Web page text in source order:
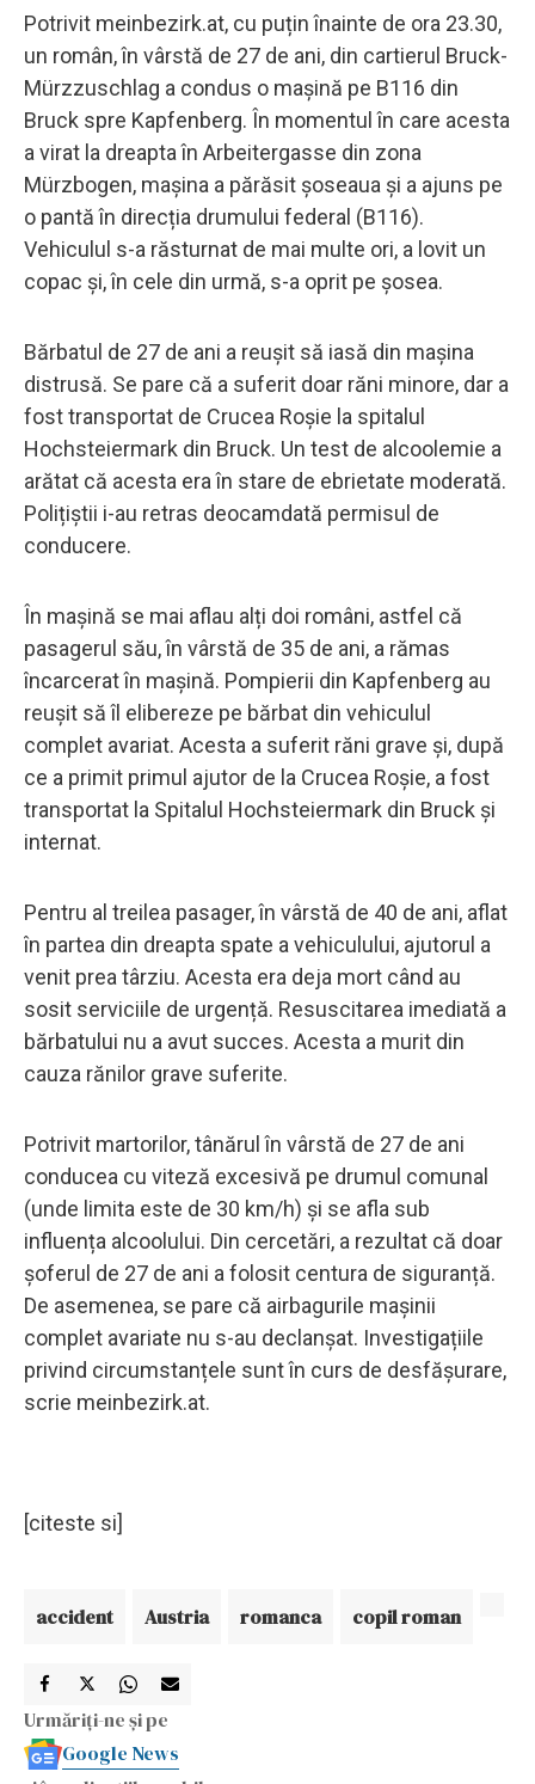
Potrivit meinbezirk.at, cu puțin înainte de ora 23.30,
un român, în vârstă de 27 de ani, din cartierul Bruck-
Mürzzuschlag a condus o mașină pe B116 din
Bruck spre Kapfenberg. În momentul în care acesta
a virat la dreapta în Arbeitergasse din zona
Mürzbogen, mașina a părăsit șoseaua și a ajuns pe
o pantă în direcția drumului federal (B116).
Vehiculul s-a răsturnat de mai multe ori, a lovit un
copac și, în cele din urmă, s-a oprit pe șosea.
Bărbatul de 27 de ani a reușit să iasă din mașina
distrusă. Se pare că a suferit doar răni minore, dar a
fost transportat de Crucea Roșie la spitalul
Hochsteiermark din Bruck. Un test de alcoolemie a
arătat că acesta era în stare de ebrietate moderată.
Polițiștii i-au retras deocamdată permisul de
conducere.
În mașină se mai aflau alți doi români, astfel că
pasagerul său, în vârstă de 35 de ani, a rămas
încarcerat în mașină. Pompierii din Kapfenberg au
reușit să îl elibereze pe bărbat din vehiculul
complet avariat. Acesta a suferit răni grave și, după
ce a primit primul ajutor de la Crucea Roșie, a fost
transportat la Spitalul Hochsteiermark din Bruck și
internat.
Pentru al treilea pasager, în vârstă de 40 de ani, aflat
în partea din dreapta spate a vehiculului, ajutorul a
venit prea târziu. Acesta era deja mort când au
sosit serviciile de urgență. Resuscitarea imediată a
bărbatului nu a avut succes. Acesta a murit din
cauza rănilor grave suferite.
Potrivit martorilor, tânărul în vârstă de 27 de ani
conducea cu viteză excesivă pe drumul comunal
(unde limita este de 30 km/h) și se afla sub
influența alcoolului. Din cercetări, a rezultat că doar
șoferul de 27 de ani a folosit centura de siguranță.
De asemenea, se pare că airbagurile mașinii
complet avariate nu s-au declanșat. Investigațiile
privind circumstanțele sunt în curs de desfășurare,
scrie meinbezirk.at.
[citeste si]
accident Austria romanca copil roman
Urmăriți-ne și pe
Google News